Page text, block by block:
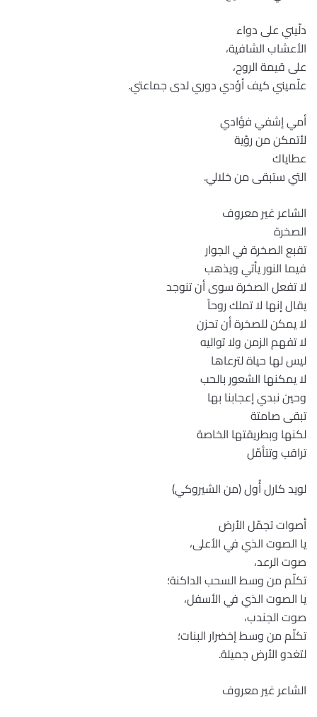
دلّيني على دواء
الأعشاب الشافية،
على قيمة الروح،
علّميني كيف أؤدي دوري لدى جماعتي.
أمي إشفي فؤادي
لأتمكن من رؤية
عطاياك
التي ستبقى من خلالي.
الشاعر غير معروف
الصخرة
تقبع الصخرة في الجوار
فيما النور يأتي ويذهب
لا تفعل الصخرة سوى أن تنوجد
يقال إنها لا تملك روحاً
لا يمكن للصخرة أن تحزن
لا تفهم الزمن ولا تواليه
ليس لها حياة لترعاها
لا يمكنها الشعور بالحب
وحين نبدي إعجابنا بها
تبقى صامتة
لكنها وبطريقتها الخاصة
تراقب وتتأمّل
لويد كارل أُول (من الشيروكي)
أصوات تجمّل الأرض
يا الصوت الذي في الأعلى،
صوت الرعد،
تكلّم من وسط السحب الداكنة؛
يا الصوت الذي في الأسفل،
صوت الجندب،
تكلّم من وسط إخضرار البنات؛
لتغدو الأرض جميلة.
الشاعر غير معروف